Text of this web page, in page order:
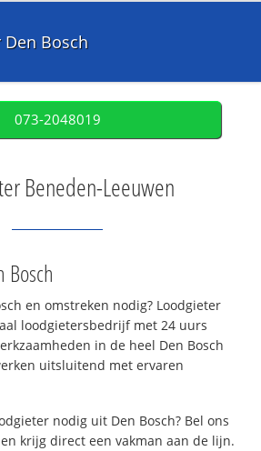
Bosch
073-2048019
Beneden-Leeuwen
en omstreken nodig? Loodgieter
loodgietersbedrijf met 24 uurs
in de heel Den Bosch
uitsluitend met ervaren
nodig uit Den Bosch? Bel ons
krijg direct een vakman aan de lijn.